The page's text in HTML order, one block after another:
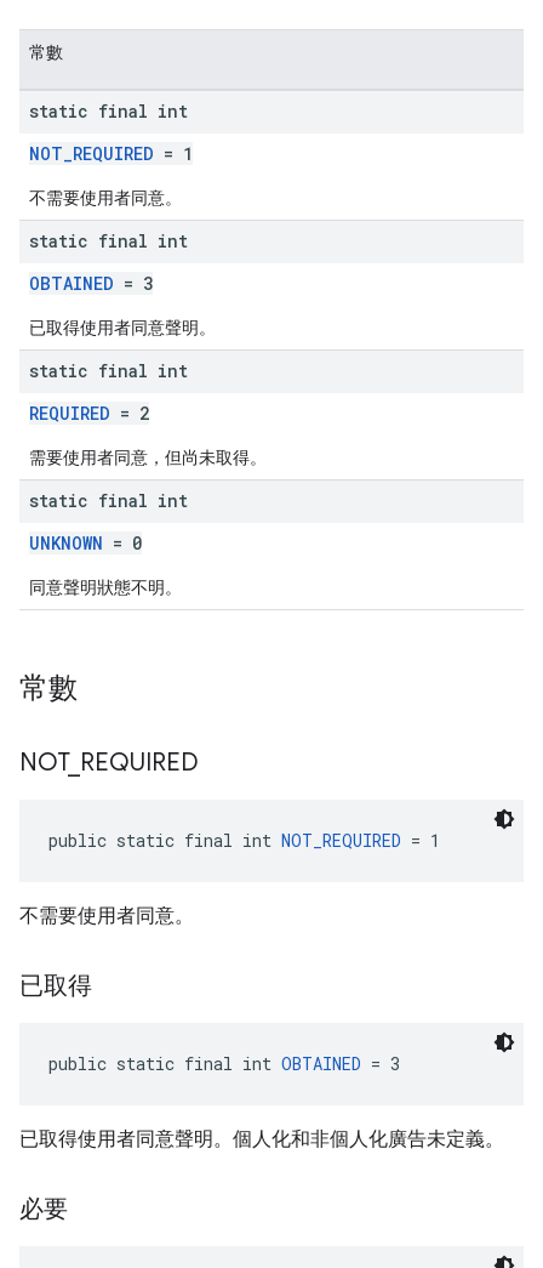
常數
static final int
NOT_REQUIRED = 1
不需要使用者同意。
static final int
OBTAINED = 3
已取得使用者同意聲明。
static final int
REQUIRED = 2
需要使用者同意，但尚未取得。
static final int
UNKNOWN = 0
同意聲明狀態不明。
常數
NOT_ REQUIRED
public static final int NOT_REQUIRED = 1
不需要使用者同意。
已取得
public static final int OBTAINED = 3
已取得使用者同意聲明。個人化和非個人化廣告未定義。
必要